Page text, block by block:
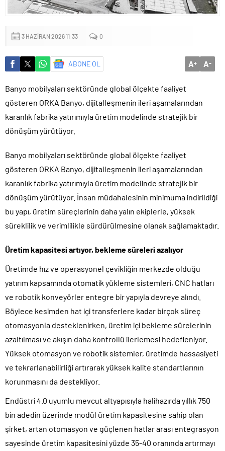
Sığacık’tan güçlü mesaj: “Deniz bizim, Sığacık hepimizin”
3 HAZIRAN 2026 11:33 0
ABONE OL A+ A-
Banyo mobilyaları sektöründe global ölçekte faaliyet
gösteren ORKA Banyo, dijitalleşmenin ileri aşamalarından
karanlık fabrika yatırımıyla üretim modelinde stratejik bir
dönüşüm yürütüyor.
Banyo mobilyaları sektöründe global ölçekte faaliyet
gösteren ORKA Banyo, dijitalleşmenin ileri aşamalarından
karanlık fabrika yatırımıyla üretim modelinde stratejik bir
dönüşüm yürütüyor. İnsan müdahalesinin minimuma indirildiği
bu yapı, üretim süreçlerinin daha yalın ekiplerle, yüksek
süreklilik ve verimlilikle sürdürülmesine olanak sağlamaktadır.
Üretim kapasitesi artıyor, bekleme süreleri azalıyor
Üretimde hız ve operasyonel çevikliğin merkezde olduğu
yatırım kapsamında otomatik yükleme sistemleri, CNC hatları
ve robotik konveyörler entegre bir yapıyla devreye alındı.
Böylece kesimden hat içi transferlere kadar birçok süreç
otomasyonla desteklenirken, üretim içi bekleme sürelerinin
azaltılması ve akışın daha kontrollü ilerlemesi hedefleniyor.
Yüksek otomasyon ve robotik sistemler, üretimde hassasiyeti
ve tekrarlanabilirliği artırarak yüksek kalite standartlarının
korunmasını da destekliyor.
Endüstri 4.0 uyumlu mevcut altyapısıyla halihazırda yıllık 750
bin adedin üzerinde modül üretim kapasitesine sahip olan
şirket, artan otomasyon ve güçlenen hatlar arası entegrasyon
sayesinde üretim kapasitesini yüzde 35-40 oranında artırmayı